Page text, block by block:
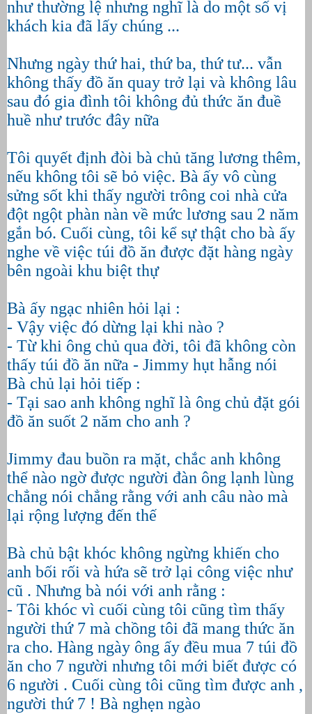
như thường lệ nhưng nghĩ là do một số vị
khách kia đã lấy chúng ...
Nhưng ngày thứ hai, thứ ba, thứ tư... vẫn
không thấy đồ ăn quay trở lại và không lâu
sau đó gia đình tôi không đủ thức ăn đuề
huề như trước đây nữa
Tôi quyết định đòi bà chủ tăng lương thêm,
nếu không tôi sẽ bỏ việc. Bà ấy vô cùng
sửng sốt khi thấy người trông coi nhà cửa
đột ngột phàn nàn về mức lương sau 2 năm
gắn bó. Cuối cùng, tôi kể sự thật cho bà ấy
nghe về việc túi đồ ăn được đặt hàng ngày
bên ngoài khu biệt thự
Bà ấy ngạc nhiên hỏi lại :
- Vậy việc đó dừng lại khi nào ?
- Từ khi ông chủ qua đời, tôi đã không còn
thấy túi đồ ăn nữa - Jimmy hụt hẫng nói
Bà chủ lại hỏi tiếp :
- Tại sao anh không nghĩ là ông chủ đặt gói
đồ ăn suốt 2 năm cho anh ?
Jimmy đau buồn ra mặt, chắc anh không
thể nào ngờ được người đàn ông lạnh lùng
chẳng nói chẳng rằng với anh câu nào mà
lại rộng lượng đến thế
Bà chủ bật khóc không ngừng khiến cho
anh bối rối và hứa sẽ trở lại công việc như
cũ . Nhưng bà nói với anh rằng :
- Tôi khóc vì cuối cùng tôi cũng tìm thấy
người thứ 7 mà chồng tôi đã mang thức ăn
ra cho. Hàng ngày ông ấy đều mua 7 túi đồ
ăn cho 7 người nhưng tôi mới biết được có
6 người . Cuối cùng tôi cũng tìm được anh ,
người thứ 7 ! Bà nghẹn ngào